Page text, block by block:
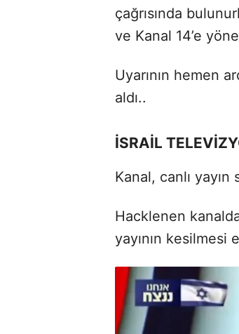
çağrısında
ve Kanal 14’e
Uyarının hemen
aldı..
İSRAİL
Kanal, canlı yayın
Hacklenen
yayının kesilmesi